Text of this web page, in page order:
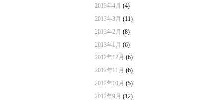
2013年4月 (4)
2013年3月 (11)
2013年2月 (8)
2013年1月 (6)
2012年12月 (6)
2012年11月 (6)
2012年10月 (5)
2012年9月 (12)